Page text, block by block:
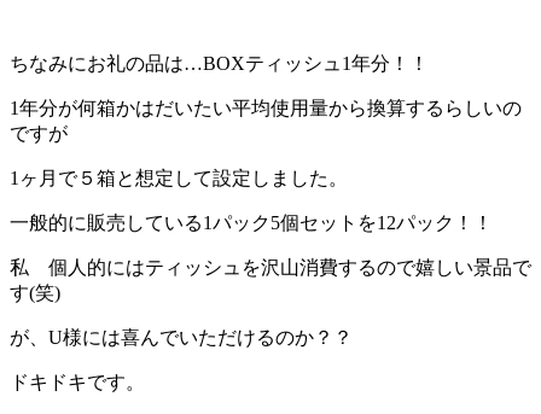
ちなみにお礼の品は…BOXティッシュ1年分！！
1年分が何箱かはだいたい平均使用量から換算するらしいの
ですが
1ヶ月で５箱と想定して設定しました。
一般的に販売している1パック5個セットを12パック！！
私 個人的にはティッシュを沢山消費するので嬉しい景品で
す(笑)
が、U様には喜んでいただけるのか？？
ドキドキです。